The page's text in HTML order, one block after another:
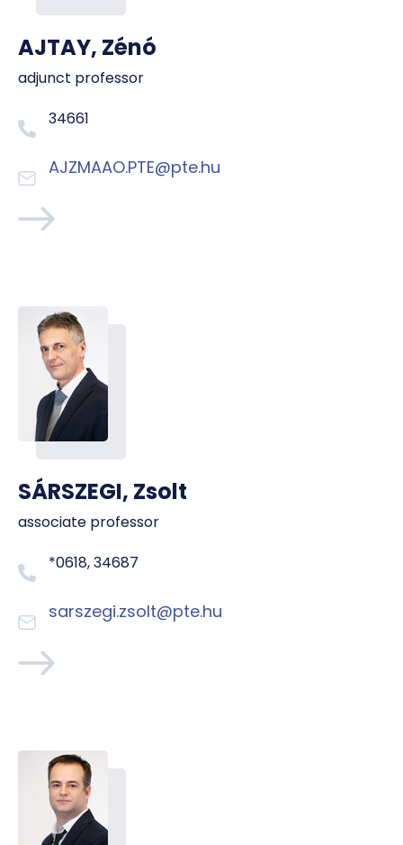
AJTAY, Zénó
adjunct professor
34661
AJZMAAO.PTE@pte.hu
SÁRSZEGI, Zsolt
associate professor
*0618, 34687
sarszegi.zsolt@pte.hu